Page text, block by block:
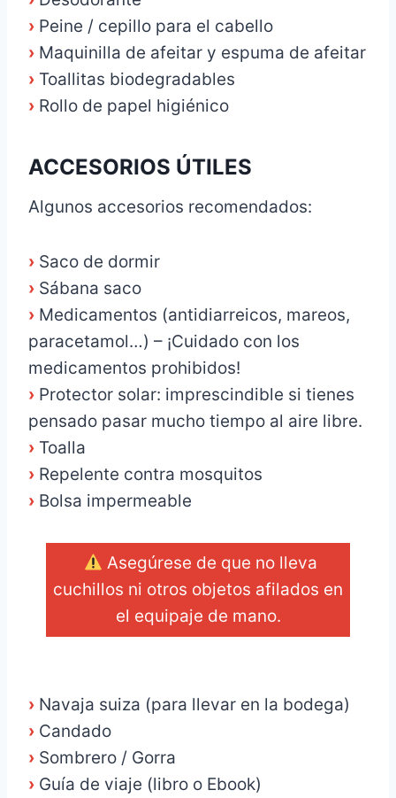
› Peine / cepillo para el cabello
› Maquinilla de afeitar y espuma de afeitar
› Toallitas biodegradables
› Rollo de papel higiénico
ACCESORIOS ÚTILES
Algunos accesorios recomendados:
› Saco de dormir
› Sábana saco
› Medicamentos (antidiarreicos, mareos,
paracetamol…) – ¡Cuidado con los
medicamentos prohibidos!
› Protector solar: imprescindible si tienes
pensado pasar mucho tiempo al aire libre.
› Toalla
› Repelente contra mosquitos
› Bolsa impermeable
Asegúrese de que no lleva
cuchillos ni otros objetos afilados en
el equipaje de mano.
› Navaja suiza (para llevar en la bodega)
› Candado
› Sombrero / Gorra
› Guía de viaje (libro o Ebook)